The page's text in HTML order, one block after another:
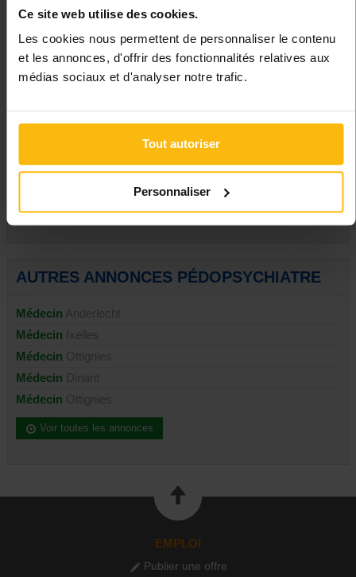
Ce site web utilise des cookies.
Les cookies nous permettent de personnaliser le contenu
et les annonces, d'offrir des fonctionnalités relatives aux
médias sociaux et d'analyser notre trafic.
Tout autoriser
Personnaliser
1030 Schaerbeek
Signaler
PUBLIER UNE ANNONCE
AUTRES ANNONCES PÉDOPSYCHIATRE
Médecin
Médecin
Médecin
Médecin
Médecin
Voir toutes les annonces
EMPLOI
Publier une offre